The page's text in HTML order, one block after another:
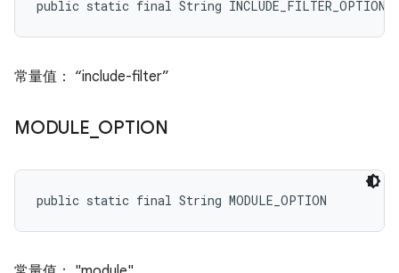
public static final String INCLUDE_FILTER_OPTION
常量值： “include-filter”
MODULE OPTION
public static final String MODULE_OPTION